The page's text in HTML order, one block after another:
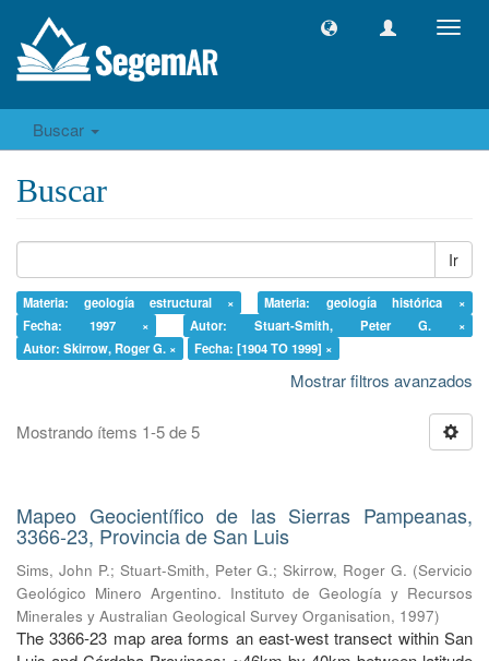
Buscar
Buscar
Ir
Materia: geología estructural ×
Materia: geología histórica ×
Fecha: 1997 ×
Autor: Stuart-Smith, Peter G. ×
Autor: Skirrow, Roger G. ×
Fecha: [1904 TO 1999] ×
Mostrar filtros avanzados
Mostrando ítems 1-5 de 5
Mapeo Geocientífico de las Sierras Pampeanas,
3366-23, Provincia de San Luis
Sims, John P.; Stuart-Smith, Peter G.;Skirrow, Roger G. (Servicio
Geológico Minero Argentino. Instituto de Geología y Recursos
Minerales y Australian Geological Survey Organisation, 1997)
The 3366-23 map area forms an east-west transect within San